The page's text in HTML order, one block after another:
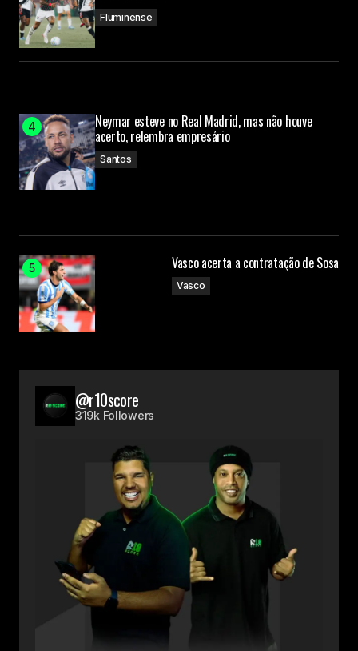
Fluminense
Neymar esteve no Real Madrid, mas não houve
acerto, relembra empresário
Santos
Vasco acerta a contratação de Sosa
Vasco
@r10score
319k Followers